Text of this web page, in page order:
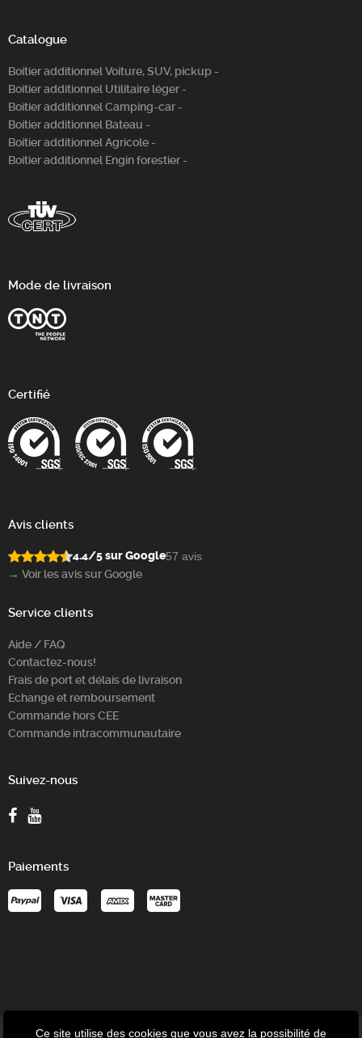
Catalogue
Boitier additionnel Voiture, SUV, pickup -
Boitier additionnel Utilitaire léger -
Boitier additionnel Camping-car -
Boitier additionnel Bateau -
Boitier additionnel Agricole -
Boitier additionnel Engin forestier -
Mode de livraison
Certifié
Avis clients
4.4/5 sur Google57 avis
→ Voir les avis sur Google
Service clients
Aide / FAQ
Contactez-nous!
Frais de port et délais de livraison
Echange et remboursement
Commande hors CEE
Commande intracommunautaire
Suivez-nous
Paiements
Ce site utilise des cookies que vous avez la possibilité de